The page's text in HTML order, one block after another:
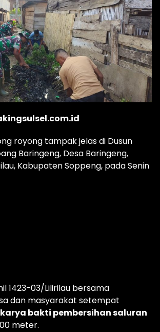
royong tampak jelas di Dusun
Baringeng, Desa Baringeng,
Kabupaten Soppeng, pada Senin
1423-03/Lilirilau bersama
dan masyarakat setempat
karya bakti pembersihan saluran
meter.